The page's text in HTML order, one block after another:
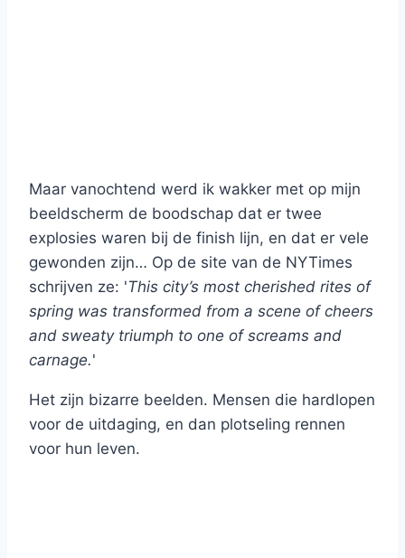
Maar vanochtend werd ik wakker met op mijn
beeldscherm de boodschap dat er twee
explosies waren bij de finish lijn, en dat er vele
gewonden zijn… Op de site van de NYTimes
schrijven ze: 'This city’s most cherished rites of
spring was transformed from a scene of cheers
and sweaty triumph to one of screams and
carnage.'
Het zijn bizarre beelden. Mensen die hardlopen
voor de uitdaging, en dan plotseling rennen
voor hun leven.